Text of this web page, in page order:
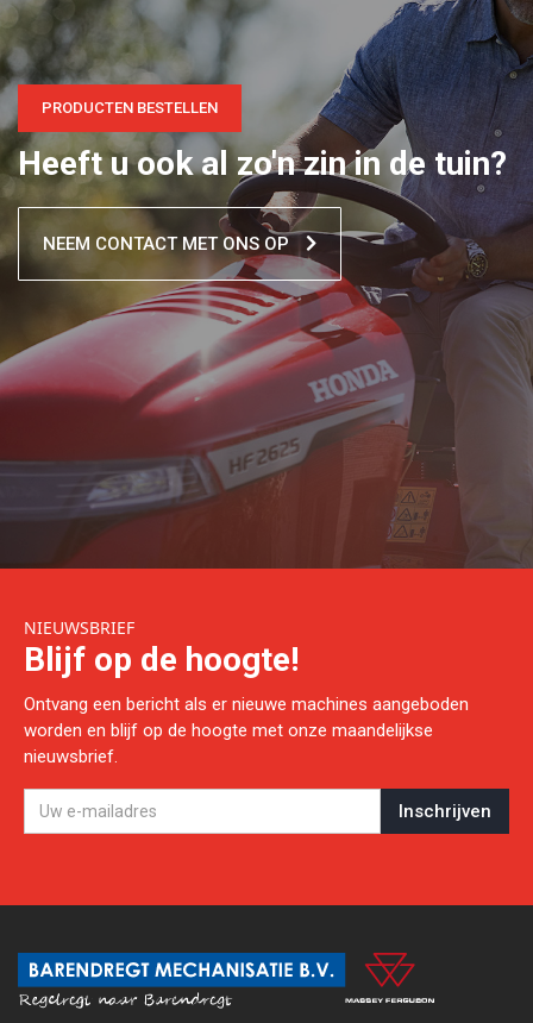
PRODUCTEN BESTELLEN
Heeft u ook al zo'n zin in de tuin?
NEEM CONTACT MET ONS OP 
NIEUWSBRIEF
Blijf op de hoogte!
Ontvang een bericht als er nieuwe machines aangeboden
worden en blijf op de hoogte met onze maandelijkse
nieuwsbrief.